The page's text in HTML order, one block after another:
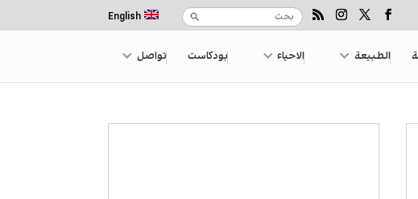
English
الطبيعة الاحياء بودكاست تواصل